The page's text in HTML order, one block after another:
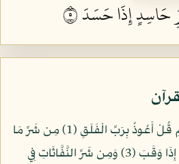
إِذَا حَسَدَ ٥
بِسْمِ اللّهِ الرَّحْمنِ الرَّحِيمِ قُلْ أَعُوذُ بِرَبِّ الْفَلَقِ (1) مِن شَرِّ مَا
خَلَقَ (2) وَمِن شَرِّ غَاسِقٍ إِذَا وَقَبَ (3) وَمِن شَرِّ النَّفَّاثَاتِ فِي